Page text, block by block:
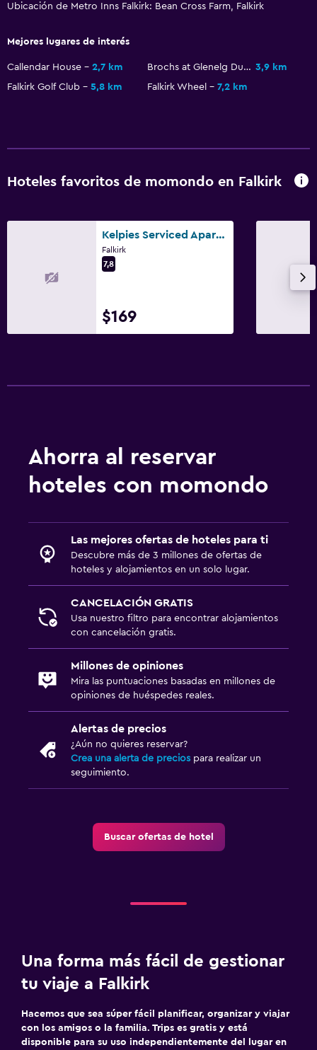
Ubicación de Metro Inns Falkirk: Bean Cross Farm, Falkirk
Mejores lugares de interés
Callendar House 2,7 km Brochs at Glenelg Dun Telve & Dun Troddan 3,9 km
Falkirk Golf Club
5,8 km Falkirk Wheel 7,2 km
Hoteles favoritos de momondo en Falkirk
Kelpies Serviced Apartments
Falkirk
7,8
$169
Ahorra al reservar
hoteles con momondo
Las mejores ofertas de hoteles para ti
Descubre más de 3 millones de ofertas de
hoteles y alojamientos en un solo lugar.
CANCELACIÓN GRATIS
Usa nuestro filtro para encontrar alojamientos
con cancelación gratis.
Millones de opiniones
Mira las puntuaciones basadas en millones de
opiniones de huéspedes reales.
Alertas de precios
¿Aún no quieres reservar?
Crea una alerta de precios para realizar un
seguimiento.
Buscar ofertas de hotel
Una forma más fácil de gestionar
tu viaje a Falkirk
Hacemos que sea súper fácil planificar, organizar y viajar
con los amigos o la familia. Trips es gratis y está
disponible para su uso independientemente del lugar en